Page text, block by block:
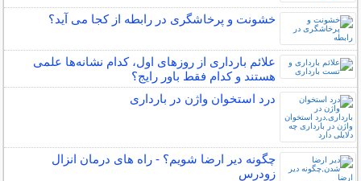
خشونت و پرخاشگری در رابطه از کجا می آید؟
علائم بارداری از روزهای اول، کدام نشانه‌ها علمی
هستند و کدام فقط باور رایج؟
درد استخوان واژن در بارداری
چگونه دیر ارضا شویم؟ - راه های درمان انزال
زودرس